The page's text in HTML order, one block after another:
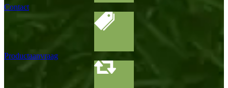
Contact
Productaanvraag